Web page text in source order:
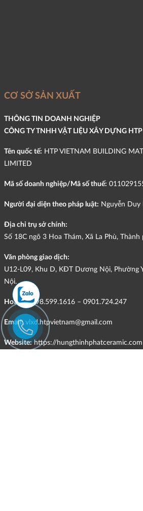
CƠ SỞ SẢN XUẤT
THÔNG TIN DOANH NGHIỆP
CÔNG TY TNHH VẬT LIỆU XÂY DỰNG
Tên quốc tế: HTP VIETNAM BUILDING
LIMITED
Mã số doanh nghiệp/Mã số thuế:
Người đại diện theo pháp luật: Nguyễn Duy
Địa chỉ trụ sở chính:
Số 18C ngõ 3 Hoa Thám, Xã La Phù,
Văn phòng giao dịch:
U12-L09, Khu D, KĐT Dương Nội, Phường
Nội.
Hotline:098.599.1616 – 0901.724.247
Email: vlxd.htpvietnam@gmail.com
Website: https://hungthinhphatceramic.com